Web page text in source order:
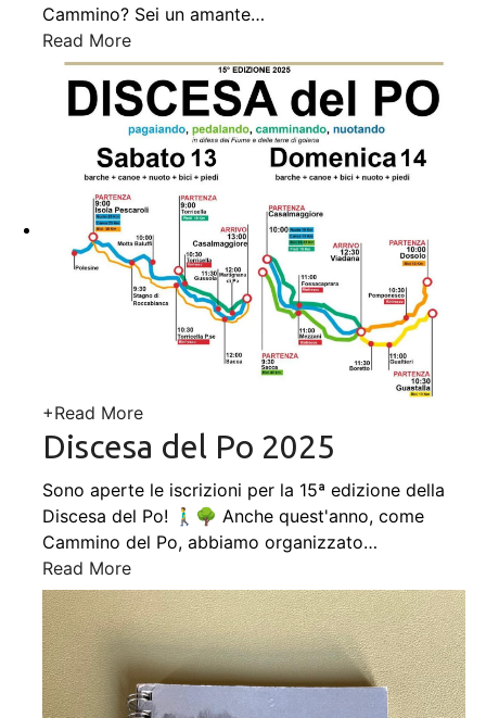
Cammino? Sei un amante…
Read More
+Read More
Discesa del Po 2025
Sono aperte le iscrizioni per la 15ª edizione della
Discesa del Po! 🚶‍♂️🌳 Anche quest'anno, come
Cammino del Po, abbiamo organizzato…
Read More